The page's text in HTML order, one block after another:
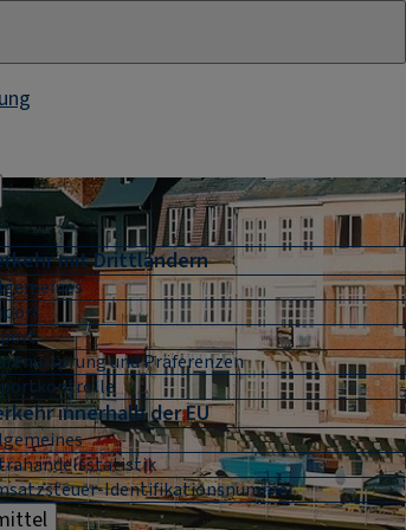
mit Drittländern
und Präferenzen
innerhalb der EU
Identifikationsnummer